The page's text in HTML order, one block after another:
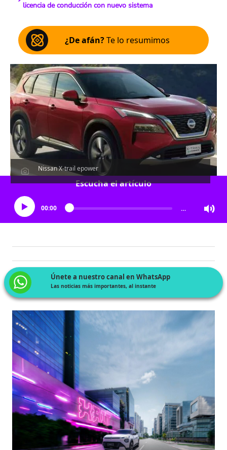
licencia de conducción con nuevo sistema
¿De afán?Te lo resumimos
Nissan X-trail epower
Escucha el artículo
00:00 …
Únete a nuestro canal en WhatsApp
Las noticias más importantes, al instante